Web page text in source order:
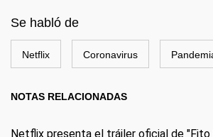
Se habló de
Netflix Coronavirus
NOTAS RELACIONADAS
Netflix presenta el tráiler oficial de "Fito